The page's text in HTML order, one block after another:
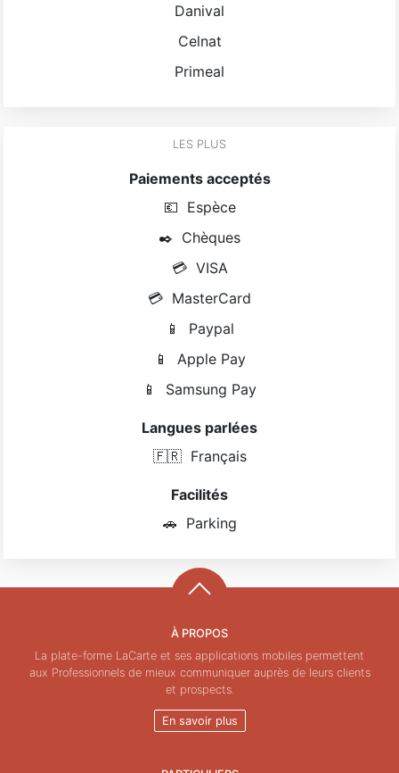
Danival
Celnat
Primeal
LES PLUS
Paiements acceptés
💶 Espèce
✒️ Chèques
💳 VISA
💳 MasterCard
📱
Paypal
📱
Apple Pay
📱
Samsung Pay
Langues parlées
🇫🇷 Français
Facilités
🚗 Parking
À PROPOS
La plate-forme LaCarte et ses applications mobiles permettent
aux Professionnels de mieux communiquer auprès de leurs clients
et prospects.
En savoir plus